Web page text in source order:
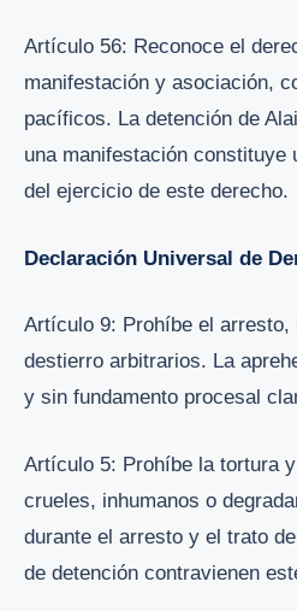
Artículo 56: Reconoce el
manifestación y asociación,
pacíficos. La detención de
una manifestación constituye
del ejercicio de este derecho.
Declaración Universal de
Artículo 9: Prohíbe el arresto,
destierro arbitrarios. La
y sin fundamento procesal
Artículo 5: Prohíbe la tortura
crueles, inhumanos o
durante el arresto y el trato
de detención contravienen